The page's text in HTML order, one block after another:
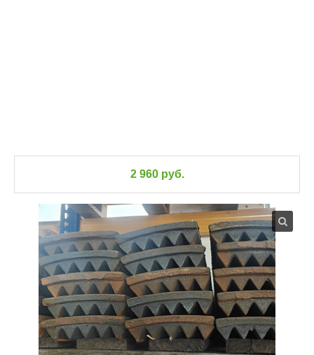
2 960 руб.